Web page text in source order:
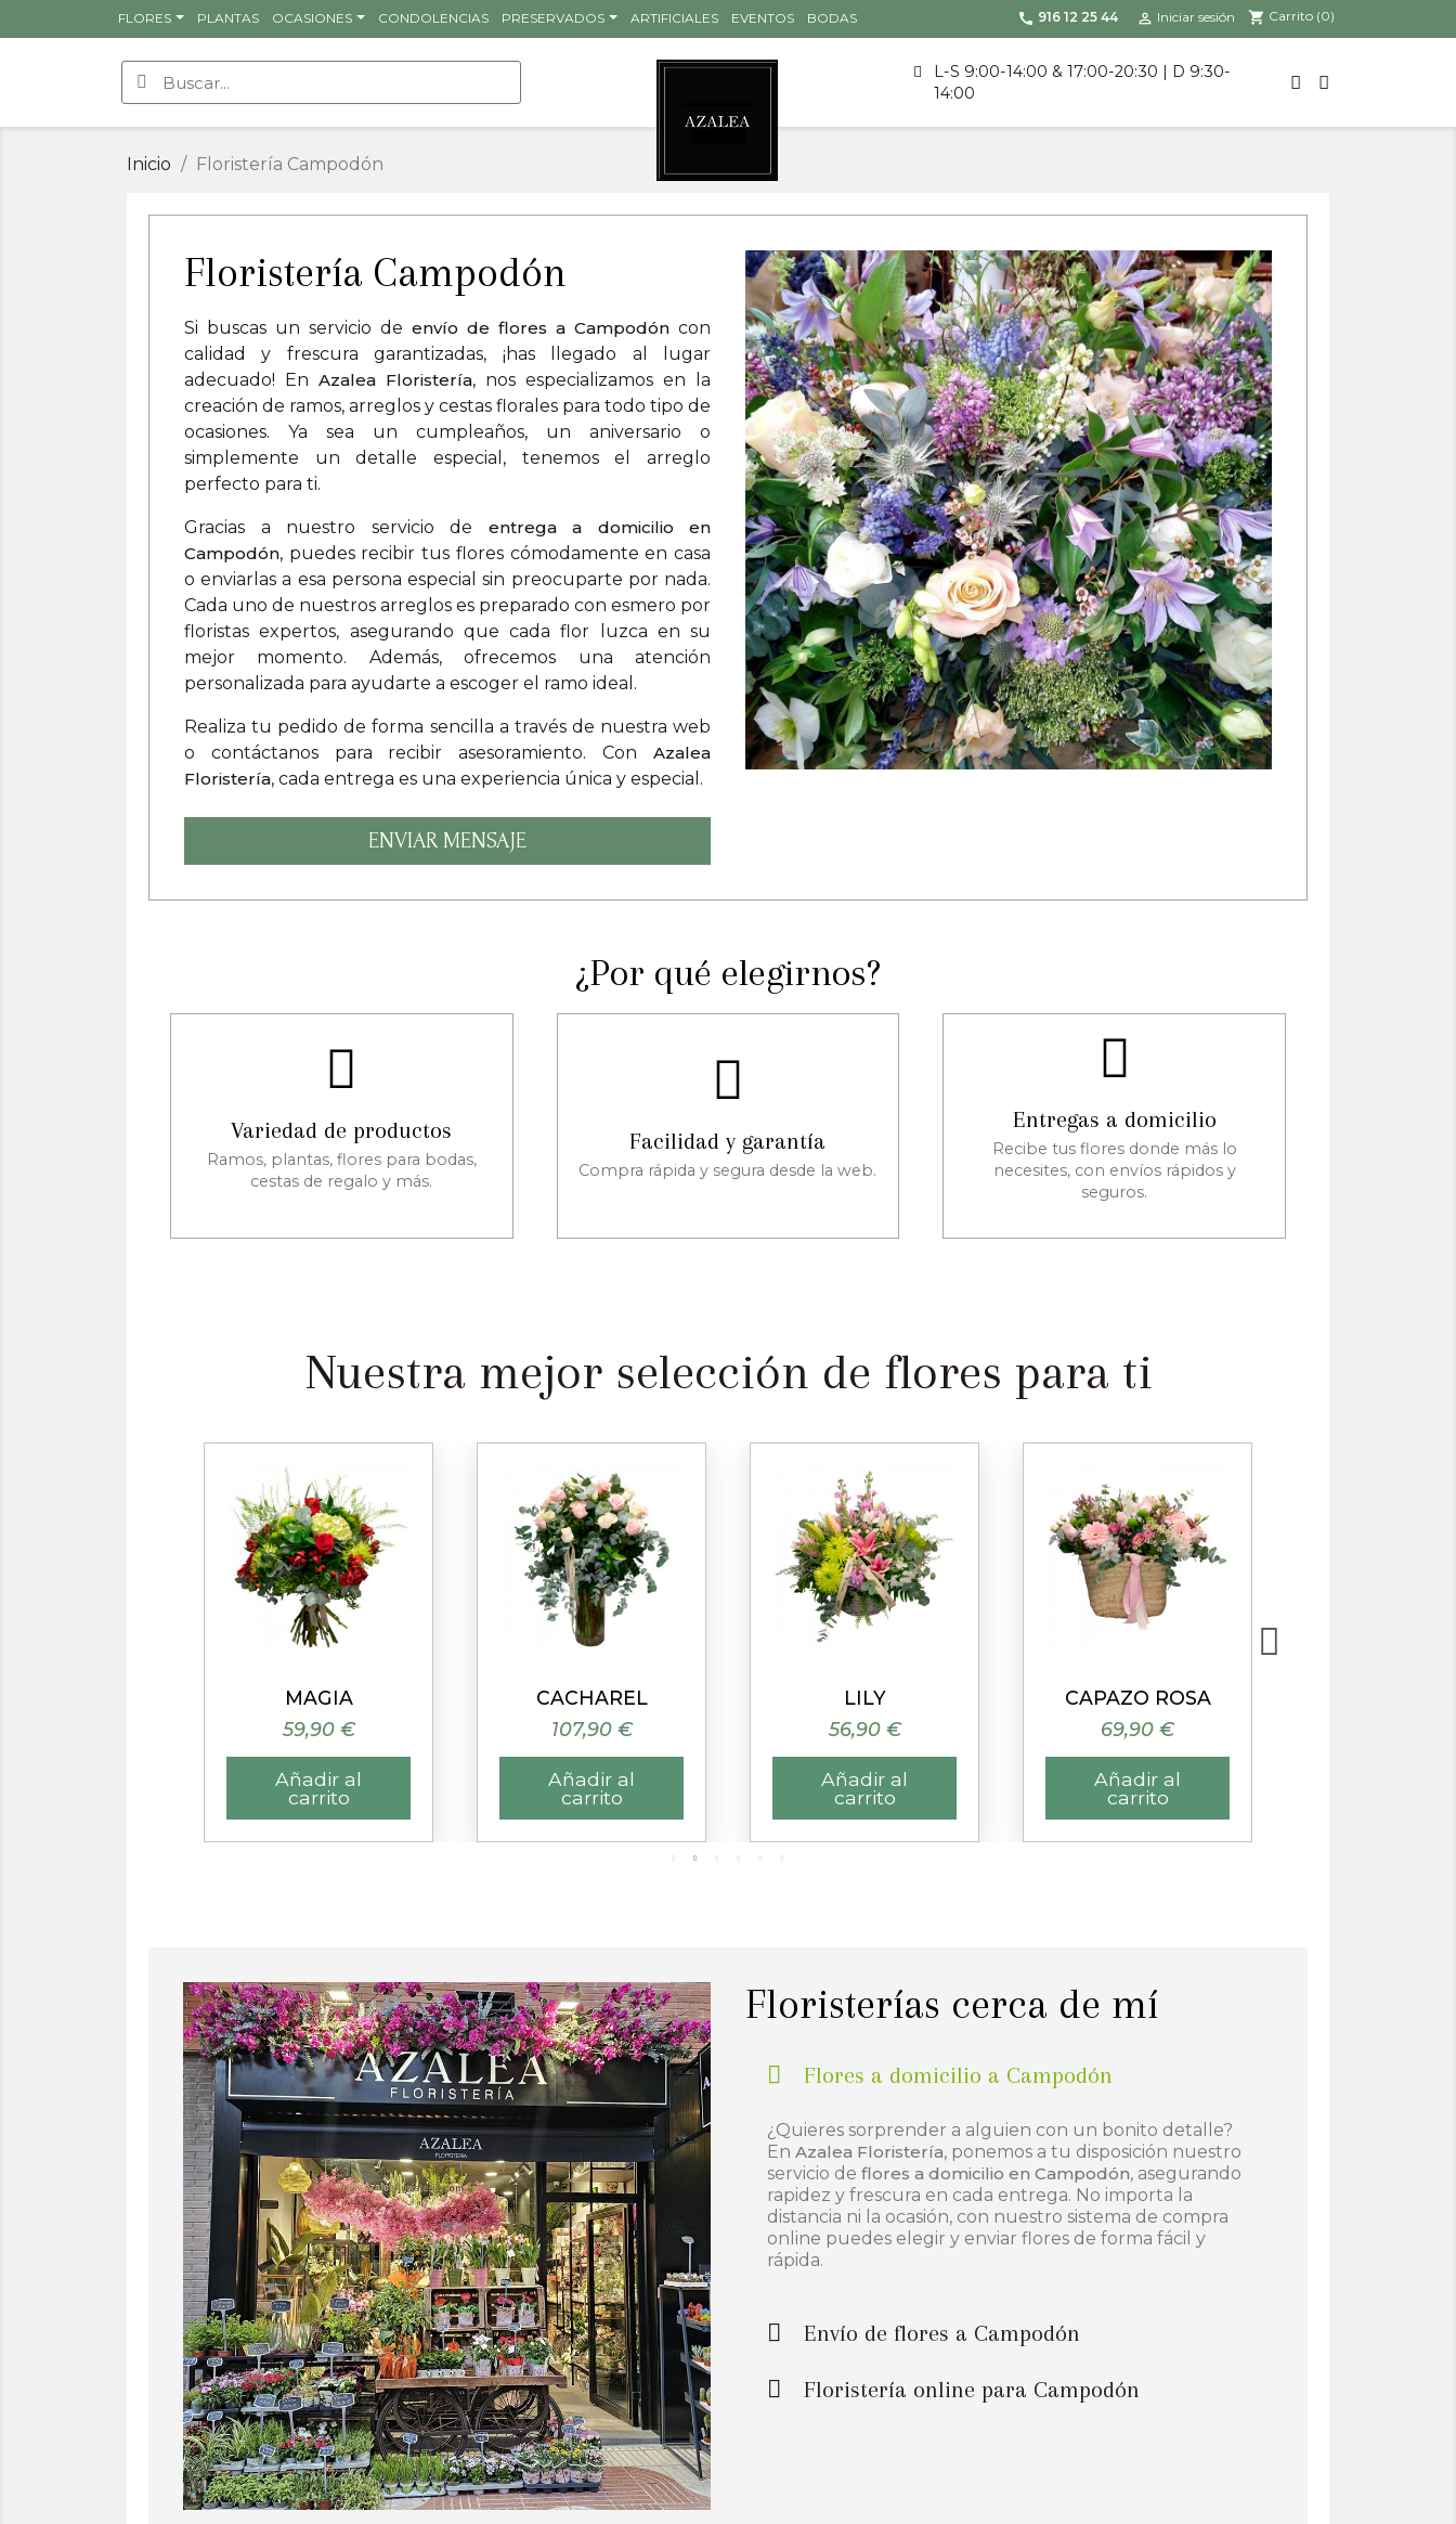
FLORES PLANTAS OCASIONES CONDOLENCIAS PRESERVADOS ARTIFICIALES EVENTOS BODAS call 916 12 25 44  Iniciar sesión shopping_cart Carrito (0)
L-S 9:00-14:00 & 17:00-20:30 | D 9:30-
14:00
Inicio Floristería Campodón
Floristería Campodón
Si buscas un servicio de envío de flores a Campodón con
calidad y frescura garantizadas, ¡has llegado al lugar
adecuado! En Azalea Floristería, nos especializamos en la
creación de ramos, arreglos y cestas florales para todo tipo de
ocasiones. Ya sea un cumpleaños, un aniversario o
simplemente un detalle especial, tenemos el arreglo
perfecto para ti.
Gracias a nuestro servicio de entrega a domicilio en
Campodón, puedes recibir tus flores cómodamente en casa
o enviarlas a esa persona especial sin preocuparte por nada.
Cada uno de nuestros arreglos es preparado con esmero por
floristas expertos, asegurando que cada flor luzca en su
mejor momento. Además, ofrecemos una atención
personalizada para ayudarte a escoger el ramo ideal.
Realiza tu pedido de forma sencilla a través de nuestra web
o contáctanos para recibir asesoramiento. Con Azalea
Floristería, cada entrega es una experiencia única y especial.
ENVIAR MENSAJE
¿Por qué elegirnos?
Variedad de productos
Ramos, plantas, flores para bodas,
cestas de regalo y más.
Facilidad y garantía
Compra rápida y segura desde la web.
Entregas a domicilio
Recibe tus flores donde más lo
necesites, con envíos rápidos y
seguros.
Nuestra mejor selección de flores para ti
MAGIA
59,90 €
Añadir al
carrito
CACHAREL
107,90 €
Añadir al
carrito
LILY
56,90 €
Añadir al
carrito
CAPAZO ROSA
69,90 €
Añadir al
carrito
Floristerías cerca de mí
Flores a domicilio a Campodón
¿Quieres sorprender a alguien con un bonito detalle?
En Azalea Floristería, ponemos a tu disposición nuestro
servicio de flores a domicilio en Campodón, asegurando
rapidez y frescura en cada entrega. No importa la
distancia ni la ocasión, con nuestro sistema de compra
online puedes elegir y enviar flores de forma fácil y
rápida.
Envío de flores a Campodón
Floristería online para Campodón